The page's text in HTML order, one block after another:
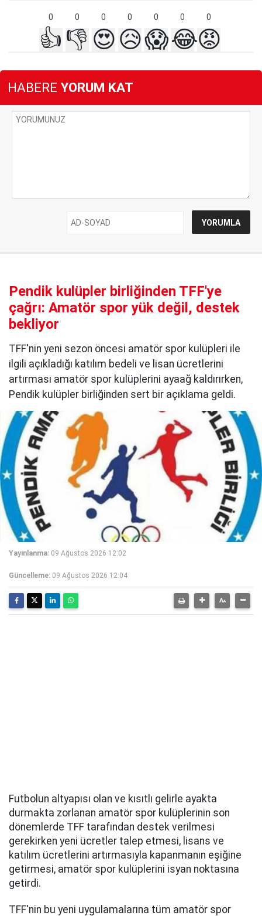
0 0 0 0 0 0 0
👍 👎 😍😥😱😂😡
HABERE YORUM KAT
Pendik kulüpler birliğinden TFF'ye
çağrı: Amatör spor yük değil, destek
bekliyor
TFF'nin yeni sezon öncesi amatör spor kulüpleri ile
ilgili açıkladığı katılım bedeli ve lisan ücretlerini
artırması amatör spor kulüplerini ayaağ kaldırırken,
Pendik kulüpler birliğinden sert bir açıklama geldi.
Yayınlanma: 09 Ağustos 2026 12:02
Güncelleme: 09 Ağustos 2026 12:04
Futbolun altyapısı olan ve kısıtlı gelirle ayakta
durmakta zorlanan amatör spor kulüplerinin son
dönemlerde TFF tarafından destek verilmesi
gerekirken yeni ücretler talep etmesi, lisans ve
katılım ücretlerini artırmasıyla kapanmanın eşiğine
getirmesi, amatör spor kulüplerini isyan noktasına
getirdi.
TFF'nin bu yeni uygulamalarına tüm amatör spor